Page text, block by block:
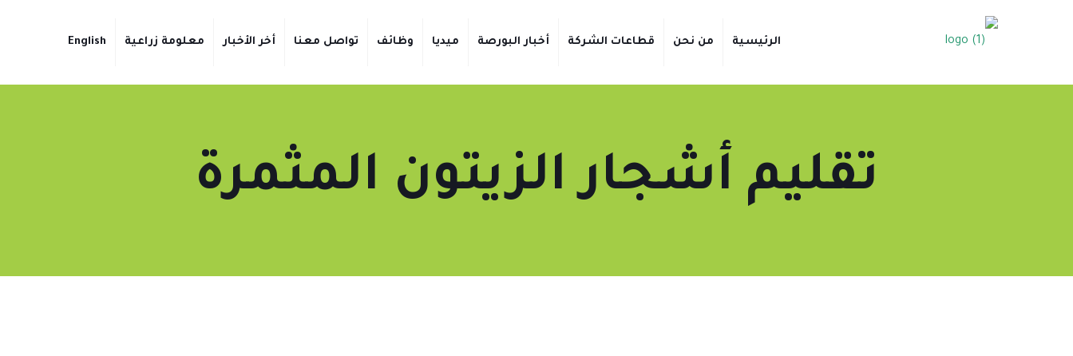
الرئيسية من نحن قطاعات الشركة أخبار البورصة ميديا وظائف تواصل معنا أخر الأخبار معلومة زراعية English
تقليم أشجار الزيتون المثمرة